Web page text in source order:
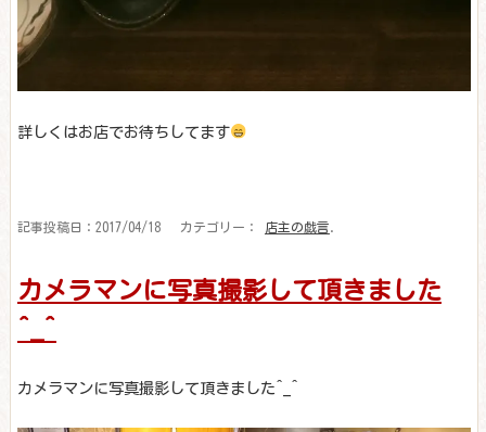
詳しくはお店でお待ちしてます
記事投稿日：2017/04/18 カテゴリー： 店主の戯言
カメラマンに写真撮影して頂きました
カメラマンに写真撮影して頂きました^_^